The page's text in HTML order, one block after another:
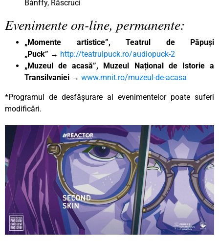
Bánffy, Răscruci
Evenimente on-line, permanente:
„Momente artistice”, Teatrul de Păpuși
„Puck” → http://teatrulpuck.ro/audiopuck-2
„Muzeul de acasă”, Muzeul Național de Istorie a
Transilvaniei → www.mnit.ro/muzeul-de-acasa
*Programul de desfășurare al evenimentelor poate suferi
modificări.